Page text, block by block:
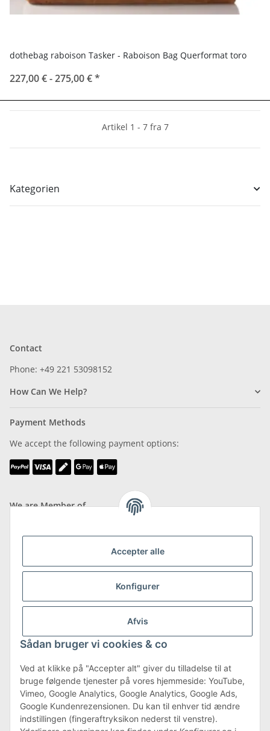
Accepter alle
Konfigurer
Afvis
Sådan bruger vi cookies & co
Ved at klikke på "Accepter alt" giver du tilladelse til at
bruge følgende tjenester på vores hjemmeside: YouTube,
Vimeo, Google Analytics, Google Analytics, Google Ads,
Google Kundenrezensionen. Du kan til enhver tid ændre
indstillingen (fingeraftryksikon nederst til venstre).
dothebag raboison Tasker - Raboison Bag Querformat toro
227,00 € -275,00 €*
Artikel 1 - 7 fra 7
Kategorien
Contact
Phone: +49 221 53098152
How Can We Help?
Payment Methods
We accept the following payment options:
We are Member of
more about Shipping & Returns
Terms & Conditions